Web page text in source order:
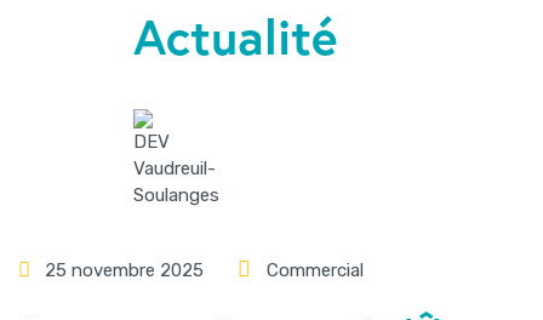
Actualité
25 novembre 2025 Commercial